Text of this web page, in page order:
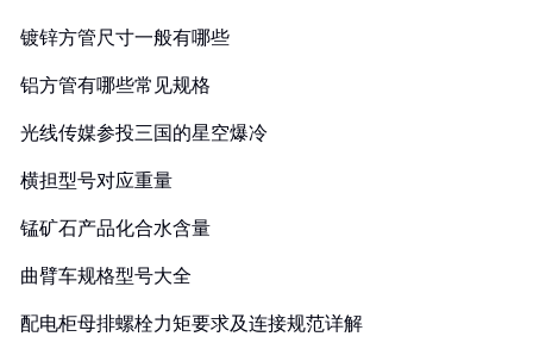
镀锌方管尺寸一般有哪些
铝方管有哪些常见规格
光线传媒参投三国的星空爆冷
横担型号对应重量
锰矿石产品化合水含量
曲臂车规格型号大全
配电柜母排螺栓力矩要求及连接规范详解